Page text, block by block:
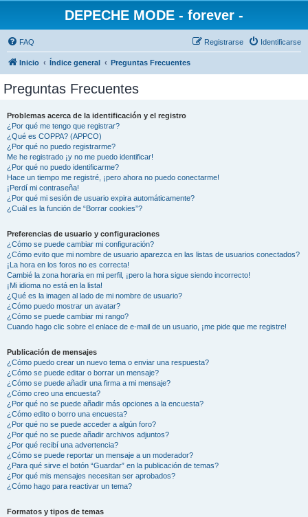
DEPECHE MODE - forever -
FAQ Identificarse
Registrarse
Inicio Índice general Preguntas Frecuentes
Preguntas Frecuentes
Problemas acerca de la identificación y el registro
¿Por qué me tengo que registrar?
¿Qué es COPPA? (APPCO)
¿Por qué no puedo registrarme?
Me he registrado ¡y no me puedo identificar!
¿Por qué no puedo identificarme?
Hace un tiempo me registré, ¡pero ahora no puedo conectarme!
¡Perdí mi contraseña!
¿Por qué mi sesión de usuario expira automáticamente?
¿Cuál es la función de “Borrar cookies”?
Preferencias de usuario y configuraciones
¿Cómo se puede cambiar mi configuración?
¿Cómo evito que mi nombre de usuario aparezca en las listas de usuarios conectados?
¡La hora en los foros no es correcta!
Cambié la zona horaria en mi perfil, ¡pero la hora sigue siendo incorrecto!
¡Mi idioma no está en la lista!
¿Qué es la imagen al lado de mi nombre de usuario?
¿Cómo puedo mostrar un avatar?
¿Cómo se puede cambiar mi rango?
Cuando hago clic sobre el enlace de e-mail de un usuario, ¡me pide que me registre!
Publicación de mensajes
¿Cómo puedo crear un nuevo tema o enviar una respuesta?
¿Cómo se puede editar o borrar un mensaje?
¿Cómo se puede añadir una firma a mi mensaje?
¿Cómo creo una encuesta?
¿Por qué no se puede añadir más opciones a la encuesta?
¿Cómo edito o borro una encuesta?
¿Por qué no se puede acceder a algún foro?
¿Por qué no se puede añadir archivos adjuntos?
¿Por qué recibí una advertencia?
¿Cómo se puede reportar un mensaje a un moderador?
¿Para qué sirve el botón “Guardar” en la publicación de temas?
¿Por qué mis mensajes necesitan ser aprobados?
¿Cómo hago para reactivar un tema?
Formatos y tipos de temas